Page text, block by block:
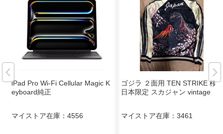
iPad Pro Wi-Fi Cellular Magic K
eyboard純正
マイストア在庫： 4556
ゴジラ ２面用 TEN STRIKE 桜
日本限定 スカジャン vintage
マイストア在庫： 3461